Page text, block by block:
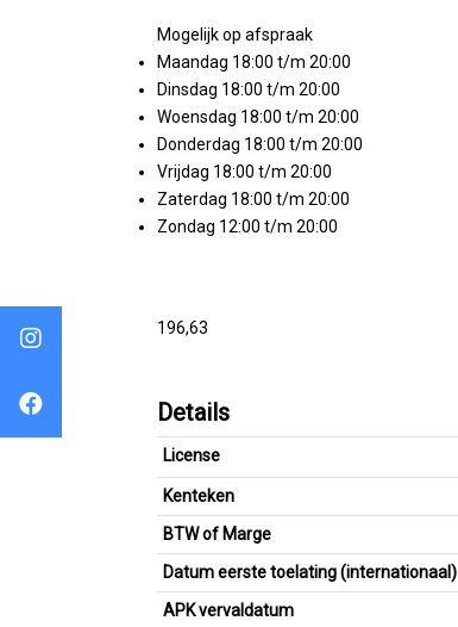
Mogelijk op afspraak
Maandag 18:00 t/m 20:00
Dinsdag 18:00 t/m 20:00
Woensdag 18:00 t/m 20:00
Donderdag 18:00 t/m 20:00
Vrijdag 18:00 t/m 20:00
Zaterdag 18:00 t/m 20:00
Zondag 12:00 t/m 20:00
196,63
Details
License
Kenteken
BTW of Marge
Datum eerste toelating (internationaal)
APK vervaldatum